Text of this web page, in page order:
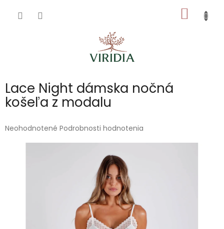
KOŠÍK
Lace Night dámska nočná
košeľa z modalu
Priemerné
Neohodnotené Podrobnosti hodnotenia